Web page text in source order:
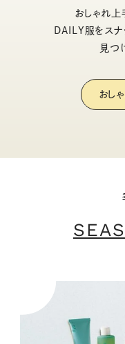
おしゃれ上
DAILY服をスナ
見つ
おし